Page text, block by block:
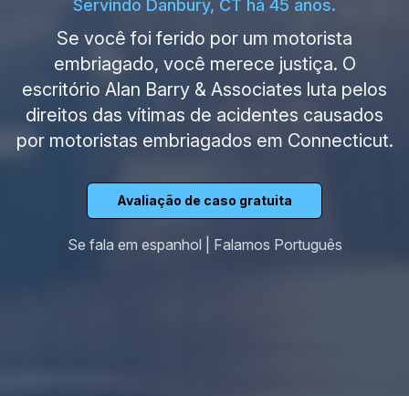
Servindo Danbury, CT há 45 anos.
Se você foi ferido por um motorista
embriagado, você merece justiça. O
escritório Alan Barry & Associates luta pelos
direitos das vítimas de acidentes causados
por motoristas embriagados em Connecticut.
Avaliação de caso gratuita
Se fala em espanhol | Falamos Português